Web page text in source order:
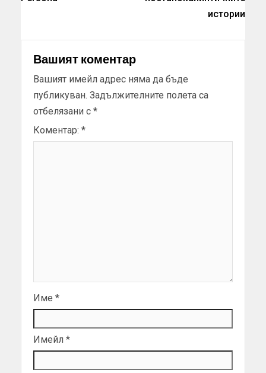
истории
Вашият коментар
Вашият имейл адрес няма да бъде
публикуван. Задължителните полета са
отбелязани с *
Коментар: *
Име *
Имейл *